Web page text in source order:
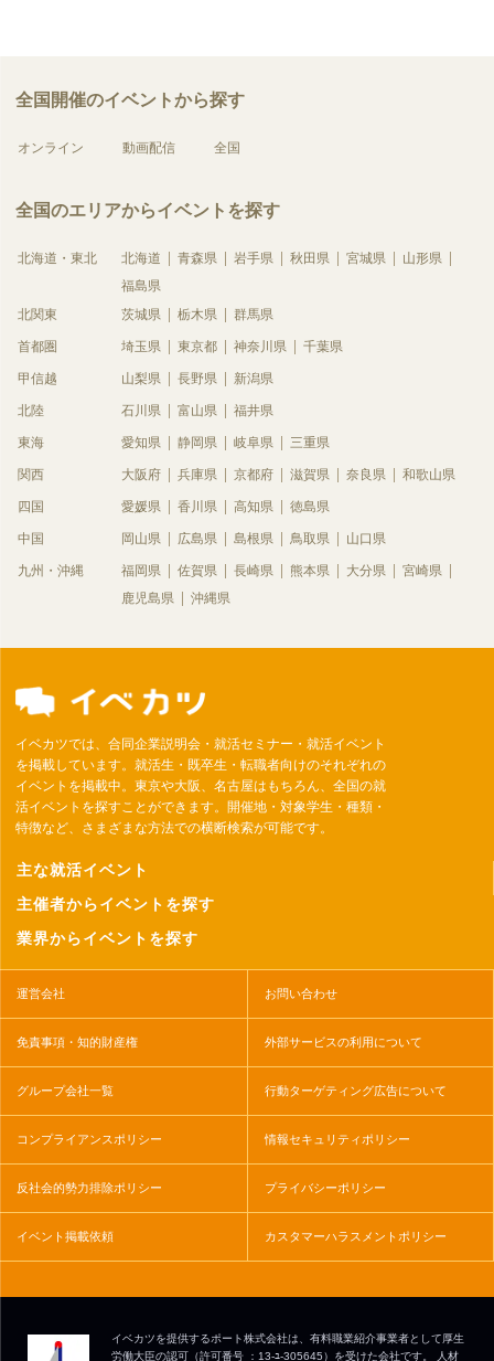
全国開催のイベントから探す
オンライン 動画配信 全国
全国のエリアからイベントを探す
北海道・東北 北海道 青森県 岩手県 秋田県 宮城県
山形県
福島県
北関東
茨城県 栃木県 群馬県
首都圏 埼玉県 東京都 神奈川県 千葉県
甲信越 山梨県 長野県 新潟県
北陸 石川県 富山県 福井県
東海 愛知県 静岡県 岐阜県 三重県
関西 大阪府 兵庫県 京都府 滋賀県 奈良県 和歌山県
四国 愛媛県 香川県 高知県 徳島県
中国 岡山県 広島県 島根県 鳥取県 山口県
九州・沖縄 福岡県 佐賀県 長崎県 熊本県 大分県
宮崎県
鹿児島県
沖縄県
イベカツでは、合同企業説明会・就活セミナー・就活イベント
を掲載しています。就活生・既卒生・転職者向けのそれぞれの
イベントを掲載中。東京や大阪、名古屋はもちろん、全国の就
活イベントを探すことができます。開催地・対象学生・種類・
特徴など、さまざまな方法での横断検索が可能です。
主な就活イベント
主催者からイベントを探す
業界からイベントを探す
運営会社 お問い合わせ
免責事項・知的財産権 外部サービスの利用について
グループ会社一覧 行動ターゲティング広告について
コンプライアンスポリシー 情報セキュリティポリシー
反社会的勢力排除ポリシー プライバシーポリシー
イベント掲載依頼 カスタマーハラスメントポリシー